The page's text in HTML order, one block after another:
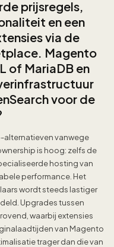
prijsregels,
en een
via de
Magento
of MariaDB en
voor de
vanwege
is hoog: zelfs de
hosting van
performance. Het
wordt steeds lastiger
Upgrades tussen
waarbij extensies
van Magento
trager dan die van